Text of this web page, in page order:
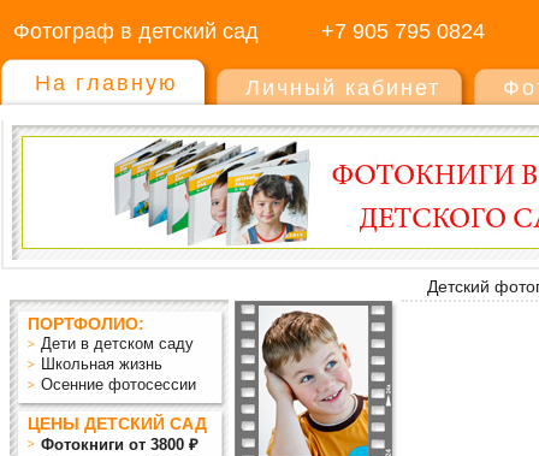
Фотограф в детский сад +7 905 795 0824
На главную Личный кабинет
Детский
ПОРТФОЛИО:
Дети в детском саду
Школьная жизнь
Осенние фотосессии
ЦЕНЫ ДЕТСКИЙ САД
Фотокниги от 3800 ₽